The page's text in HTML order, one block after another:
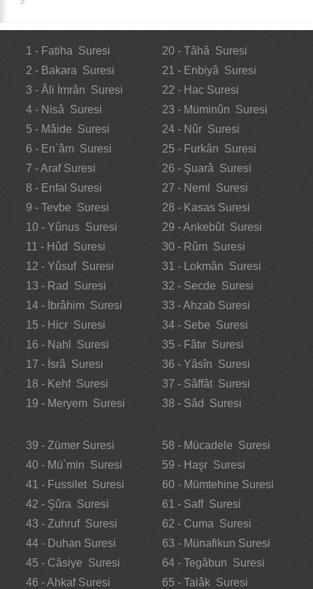
1 - Fatiha Suresi
2 - Bakara Suresi
3 - Âli İmrân Suresi
4 - Nisâ Suresi
5 - Mâide Suresi
6 - En`âm Suresi
7 - Araf Suresi
8 - Enfal Suresi
9 - Tevbe Suresi
10 - Yûnus Suresi
11 - Hûd Suresi
12 - Yûsuf Suresi
13 - Rad Suresi
14 - İbrâhim Suresi
15 - Hicr Suresi
16 - Nahl Suresi
17 - İsrâ Suresi
18 - Kehf Suresi
19 - Meryem Suresi
20 - Tâhâ Suresi
21 - Enbiyâ Suresi
22 - Hac Suresi
23 - Müminûn Suresi
24 - Nûr Suresi
25 - Furkân Suresi
26 - Şuarâ Suresi
27 - Neml Suresi
28 - Kasas Suresi
29 - Ankebût Suresi
30 - Rûm Suresi
31 - Lokmân Suresi
32 - Secde Suresi
33 - Ahzab Suresi
34 - Sebe Suresi
35 - Fâtır Suresi
36 - Yâsîn Suresi
37 - Sâffât Suresi
38 - Sâd Suresi
39 - Zümer Suresi
40 - Mü`min Suresi
41 - Fussilet Suresi
42 - Şûra Suresi
43 - Zuhruf Suresi
44 - Duhan Suresi
45 - Câsiye Suresi
46 - Ahkaf Suresi
58 - Mücadele Suresi
59 - Haşr Suresi
60 - Mümtehine Suresi
61 - Saff Suresi
62 - Cuma Suresi
63 - Münafikun Suresi
64 - Tegâbun Suresi
65 - Talâk Suresi